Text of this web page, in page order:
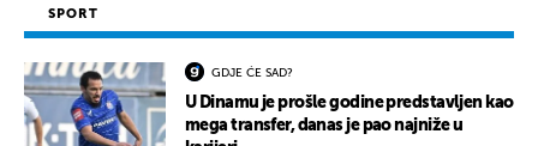
SPORT
GDJE ĆE SAD?
U Dinamu je prošle godine predstavljen kao
mega transfer, danas je pao najniže u